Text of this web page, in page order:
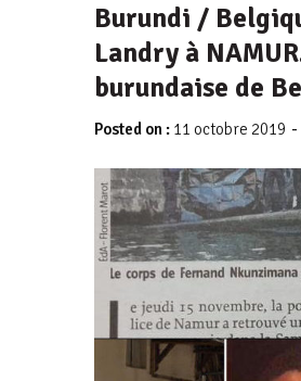
Burundi /
Landry à
burundaise de
Posted on : 11 octobre 2019 -